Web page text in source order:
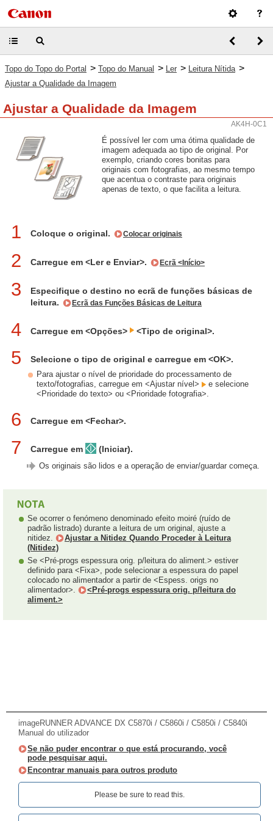
Topo do Topo do Portal > Topo do Manual > Ler > Leitura Nítida >
Ajustar a Qualidade da Imagem
Ajustar a Qualidade da Imagem
AK4H-0C1
É possível ler com uma ótima qualidade de
imagem adequada ao tipo de original. Por
exemplo, criando cores bonitas para
originais com fotografias, ao mesmo tempo
que acentua o contraste para originais
apenas de texto, o que facilita a leitura.
1 Coloque o original. Colocar originais
2 Carregue em <Ler e Enviar>. Ecrã <Início>
3
Especifique o destino no ecrã de funções básicas de
leitura.
Ecrã das Funções Básicas de Leitura
4 Carregue em <Opções> <Tipo de original>.
5 Selecione o tipo de original e carregue em <OK>.
Para ajustar o nível de prioridade do processamento de
texto/fotografias, carregue em <Ajustar nível>
e selecione
<Prioridade do texto> ou <Prioridade fotografia>.
6 Carregue em <Fechar>.
7 Carregue em (Iniciar).
Os originais são lidos e a operação de enviar/guardar começa.
Se ocorrer o fenómeno denominado efeito moiré (ruído de
padrão listrado) durante a leitura de um original, ajuste a
nitidez.
Ajustar a Nitidez Quando Proceder à Leitura
(Nitidez)
Se <Pré-progs espessura orig. p/leitura do aliment.> estiver
definido para <Fixa>, pode selecionar a espessura do papel
colocado no alimentador a partir de <Espess. origs no
alimentador>.
<Pré-progs espessura orig. p/leitura do
aliment.>
imageRUNNER ADVANCE DX C5870i / C5860i / C5850i / C5840i
Manual do utilizador
Se não puder encontrar o que está procurando, você
pode pesquisar aqui.
Encontrar manuais para outros produto
Please be sure to read this.‎